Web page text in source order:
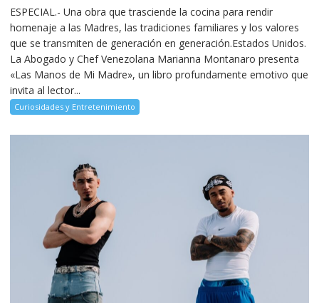
ESPECIAL.- Una obra que trasciende la cocina para rendir
homenaje a las Madres, las tradiciones familiares y los valores
que se transmiten de generación en generación.Estados Unidos.
La Abogado y Chef Venezolana Marianna Montanaro presenta
«Las Manos de Mi Madre», un libro profundamente emotivo que
invita al lector...
Curiosidades y Entretenimiento